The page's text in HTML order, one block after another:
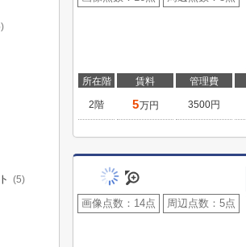
所在階 賃料 管理費
2階 5万円 3500円
画像点数： 14点 周辺点数： 5点
(5)